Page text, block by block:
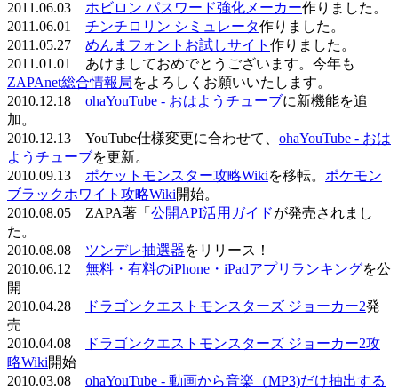
2011.06.03 ホビロン パスワード強化メーカー作りました。
2011.06.01 チンチロリン シミュレータ作りました。
2011.05.27 めんまフォントお試しサイト 作りました。
2011.01.01 あけましておめでとうございます。今年も
ZAPAnet総合情報局をよろしくお願いいたします。
2010.12.18 ohaYouTube - おはようチューブに新機能を追
加。
2010.12.13 YouTube仕様変更に合わせて、 ohaYouTube - おは
ようチューブを更新。
2010.09.13 ポケットモンスター攻略Wikiを移転。 ポケモン
ブラックホワイト攻略Wiki開始。
2010.08.05 ZAPA著「 公開API活用ガイドが発売されまし
た。
2010.08.08 ツンデレ抽選器をリリース！
2010.06.12 無料・有料のiPhone・iPadアプリランキングを公
開
2010.04.28
ドラゴンクエストモンスターズ ジョーカー2発
売
2010.04.08
ドラゴンクエストモンスターズ ジョーカー2攻
略Wiki開始
2010.03.08 ohaYouTube - 動画から音楽（MP3)だけ抽出する